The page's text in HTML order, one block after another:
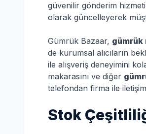
güvenilir gönderim
olarak güncelleyerek
Gümrük Bazaar, gümrük
de kurumsal alıcıların
ile alışveriş deneyimini
makarasını ve diğer
telefondan firma ile
Stok